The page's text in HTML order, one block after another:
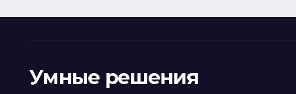
Умные решения